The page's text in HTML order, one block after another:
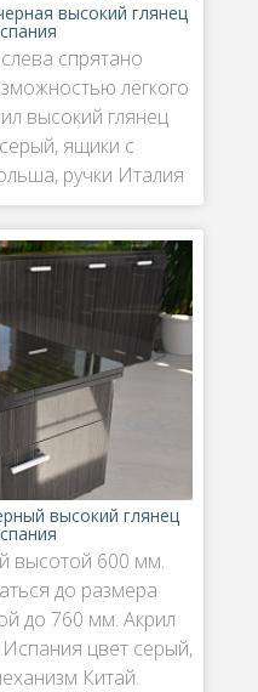
высокий глянец
спрятано
лёгкого
высокий глянец
ящики с
ручки Италия
высокий глянец
высотой 600 мм.
до размера
до 760 мм. Акрил
цвет серый,
Китай.